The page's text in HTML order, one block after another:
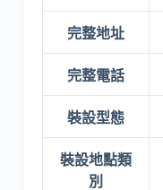
完整地址
完整電話
裝設型態
裝設地點類
別